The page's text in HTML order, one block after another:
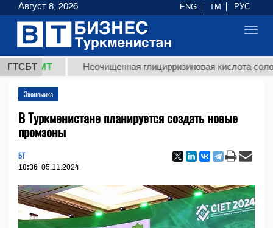
ГТСБТ
ТМТ Неочищенная глицирризиновая кислота
Экономика
В Туркменистане планируется создать новые
промзоны
БТ
10:36 05.11.2024
Август 8, 2026 ENG TM РУС